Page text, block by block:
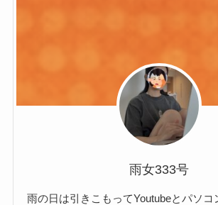
雨女333号
雨の日は引きこもってYoutubeとパソコ